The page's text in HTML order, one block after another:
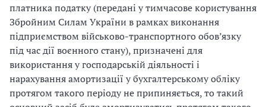
платника податку (передані у тимчасове користування
Збройним Силам України в рамках виконання
підприємством військово-транспортного обов’язку
під час дії воєнного стану), призначені для
використання у господарській діяльності і
нарахування амортизації у бухгалтерському обліку
протягом такого періоду не припиняється, то такий